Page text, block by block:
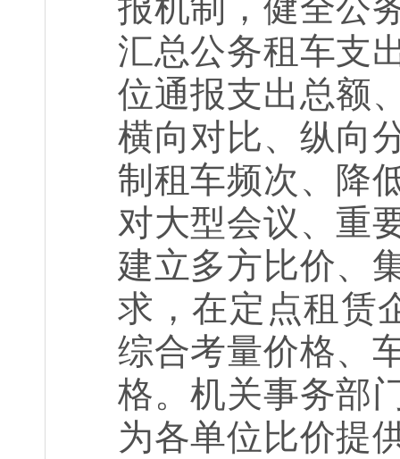
报机制，健全公
汇总公务租车支
位通报支出总额
横向对比、纵向
制租车频次、降
对大型会议、重
建立多方比价、
求，在定点租赁
综合考量价格、
格。机关事务部
为各单位比价提